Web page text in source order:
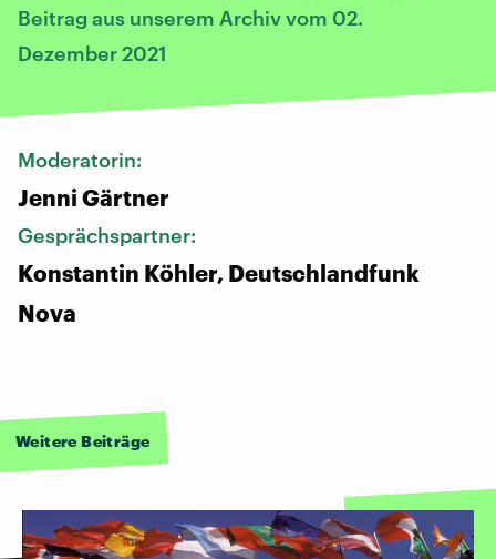
Beitrag aus unserem Archiv vom 02.
Dezember 2021
Moderatorin:
Jenni Gärtner
Gesprächspartner:
Konstantin Köhler, Deutschlandfunk
Nova
Weitere Beiträge